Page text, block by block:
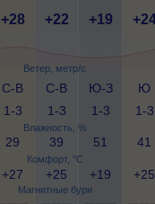
Ветер, метр/с
Влажность, %
Комфорт, °C
Магнитные бури
+28 +22 +19
С-В
1-3
С-В
1-3
Ю-З
1-3
Ю
1-3
29 39 51 41
+27 +25 +19 +25